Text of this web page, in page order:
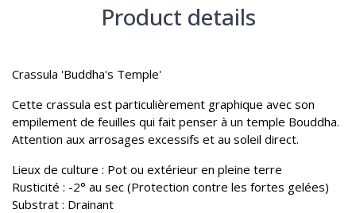
Product details
Crassula 'Buddha's Temple'
Cette crassula est particulièrement graphique avec son
empilement de feuilles qui fait penser à un temple Bouddha.
Attention aux arrosages excessifs et au soleil direct.
Lieux de culture : Pot ou extérieur en pleine terre
Rusticité : -2° au sec (Protection contre les fortes gelées)
Substrat : Drainant